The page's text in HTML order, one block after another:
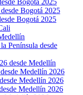
Bogotá 2025
Bogotá 2025
Bogotá 2025
Península desde
desde Medellín
Medellín 2026
Medellín 2026
Medellín 2026